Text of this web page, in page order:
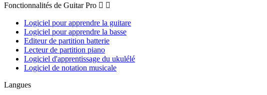
Fonctionnalités de Guitar Pro  
Logiciel pour apprendre la guitare
Logiciel pour apprendre la basse
Editeur de partition batterie
Lecteur de partition piano
Logiciel d'apprentissage du ukulélé
Logiciel de notation musicale
Langues